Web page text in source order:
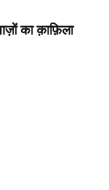
का क़ाफ़िला